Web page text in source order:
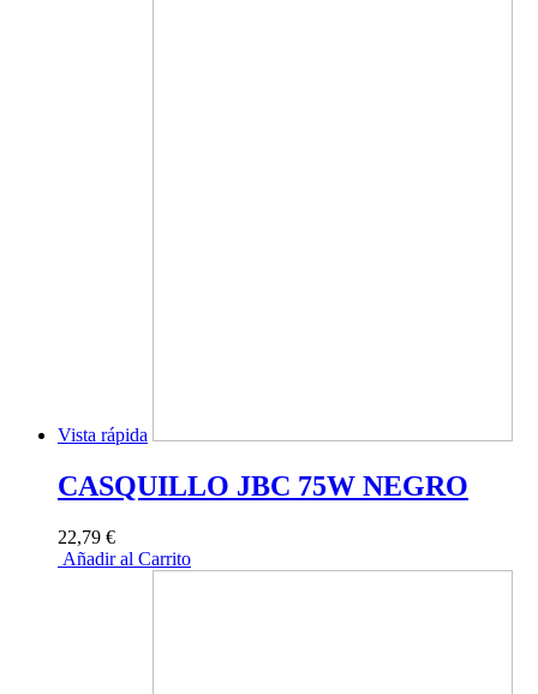
Vista rápida
CASQUILLO JBC 75W NEGRO
22,79 €
Añadir al Carrito